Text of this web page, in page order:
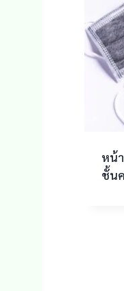
หน้
ชั้น